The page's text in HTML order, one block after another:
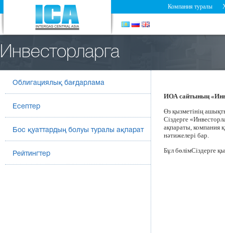
Компания туралы
Инвесторларга
Облигациялық бағдарлама
Есептер
Бос қуаттардың болуы туралы ақпарат
Рейтингтер
ИОА сайтының
Өз қызметінің
Сіздерге
ақпараты, компания
нәтижелері бар.
Бұл бөлімСіздерге